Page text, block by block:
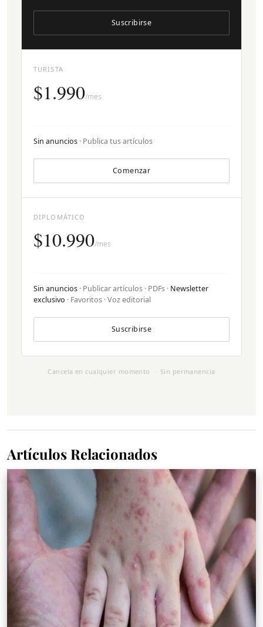
TURISTA
$1.990/mes
Sin anuncios · Publica tus artículos
Comenzar
Suscribirse
DIPLOMÁTICO
$10.990/mes
Sin anuncios · Publicar artículos · PDFs · Newsletter
exclusivo · Favoritos · Voz editorial
Suscribirse
Cancela en cualquier momento · Sin permanencia
Artículos Relacionados